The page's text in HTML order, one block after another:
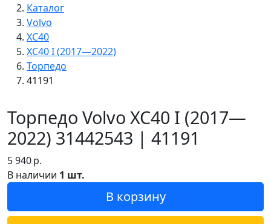
Каталог
Volvo
XC40
XC40 I (2017—2022)
Торпедо
41191
Торпедо Volvo XC40 I (2017—
2022) 31442543 | 41191
5 940р.
В наличии 1 шт.
В корзину